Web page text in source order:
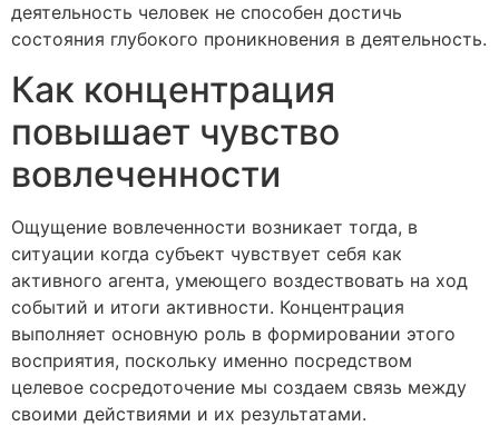
деятельность человек не способен достичь
состояния глубокого проникновения в деятельность.
Как концентрация
повышает чувство
вовлеченности
Ощущение вовлеченности возникает тогда, в
ситуации когда субъект чувствует себя как
активного агента, умеющего воздествовать на ход
событий и итоги активности. Концентрация
выполняет основную роль в формировании этого
восприятия, поскольку именно посредством
целевое сосредоточение мы создаем связь между
своими действиями и их результатами.